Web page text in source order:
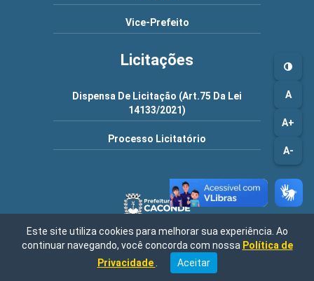
A
A+
A-
Vice-Prefeito
Licitações
Dispensa De Licitação (Art.75 Da Lei
14133/2021)
Processo Licitatório
Rua Duque de Caxias, 236, CEP 13770-059, em Caconde-SP /
Central de Atendimento: 08h às 17h00 / Fone: (19) 3662-7199 |
CNPJ: 45.767.829/0001-52
Este site utiliza cookies para melhorar sua experiência. Ao
continuar navegando, você concorda com nossa Política de
Privacidade
Aceitar